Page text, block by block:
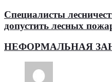
Специалисты
допустить лесных
НЕФОРМАЛЬНАЯ